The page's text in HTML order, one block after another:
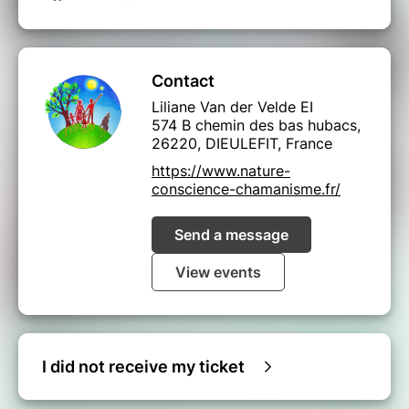
qu’il soit efficace : en préparant l’espace, en étant
présent et réceptif pour intégrer les ressources
Voici comment bien vous préparer :
éteindre toutes les autres applications sur
Internet chez vous (y compris streaming ou
skype) pour avoir suffisamment de débit pour
recevoir le Webinaire en live ; il est mieux
Si vous utilisez le wi-fi il vous faut vous asseoir
à distance de l’écran qui ne doit pas être posé
sur vous pour éviter les interférence durant le
soin
L’usage d’écouteurs favorise la qualité du son et
Soyez dans un endroit calme où vous ne serez
Contact
Liliane Van der Velde EI
574 B chemin des bas hubacs,
26220, DIEULEFIT, France
https://www.nature-
conscience-chamanisme.fr/
Send a message
View events
I did not receive my ticket